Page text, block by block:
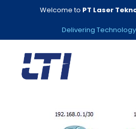
Welcome to PT Laser
Delivering